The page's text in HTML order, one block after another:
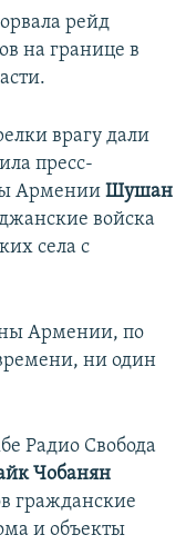
рейд
на границе в
врагу дали
пресс-
Армении Шушан
войска
села с
Армении, по
ни один
Радио Свобода
Чобанян
гражданские
и объекты